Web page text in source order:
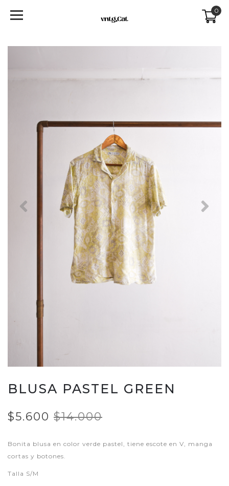
0
Previous Next
BLUSA PASTEL GREEN
$5.600 $14.000
Bonita blusa en color verde pastel, tiene escote en V, manga
cortas y botones.
Talla S/M